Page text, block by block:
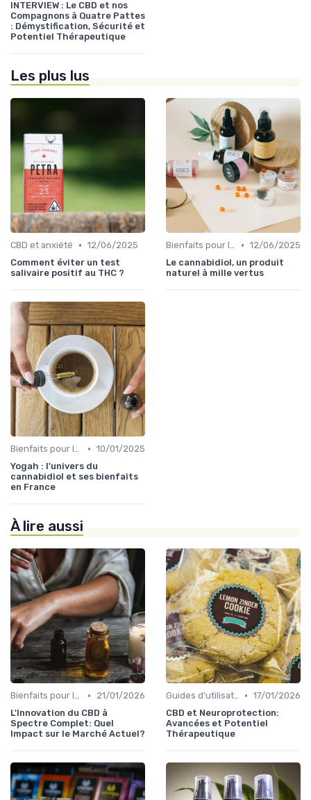
INTERVIEW : Le CBD et nos
Compagnons à Quatre Pattes
: Démystification, Sécurité et
Potentiel Thérapeutique
Les plus lus
CBD et anxiété • 12/06/2025
Comment éviter un test
salivaire positif au THC ?
Bienfaits pour la santé • 12/06/2025
Le cannabidiol, un produit
naturel à mille vertus
Bienfaits pour la santé • 10/01/2025
Yogah : l'univers du
cannabidiol et ses bienfaits
en France
À lire aussi
Bienfaits pour la santé •
21/01/2026
L'Innovation du CBD à
Spectre Complet: Quel
Impact sur le Marché Actuel?
Guides d'utilisation • 17/01/2026
CBD et Neuroprotection:
Avancées et Potentiel
Thérapeutique